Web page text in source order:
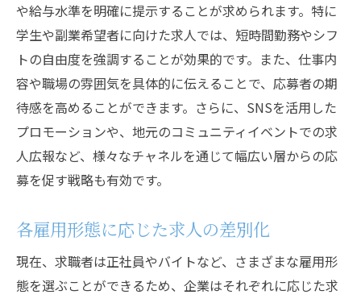
や給与水準を明確に提示することが求められます。特に
学生や副業希望者に向けた求人では、短時間勤務やシフ
トの自由度を強調することが効果的です。また、仕事内
容や職場の雰囲気を具体的に伝えることで、応募者の期
待感を高めることができます。さらに、SNSを活用した
プロモーションや、地元のコミュニティイベントでの求
人広報など、様々なチャネルを通じて幅広い層からの応
募を促す戦略も有効です。
各雇用形態に応じた求人の差別化
現在、求職者は正社員やバイトなど、さまざまな雇用形
態を選ぶことができるため、企業はそれぞれに応じた求